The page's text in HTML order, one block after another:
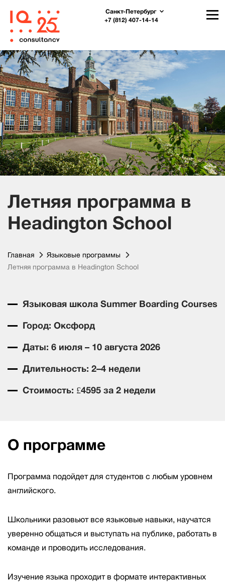
Санкт-Петербург
+7 (812) 407-14-14
Летняя программа в
Headington School
Главная
Языковые программы
Летняя программа в Headington School
Языковая школа Summer Boarding Courses
Город: Оксфорд
Даты: 6 июля – 10 августа 2026
Длительность: 2–4 недели
Стоимость: £4595 за 2 недели
О программе
Программа подойдет для студентов с любым уровнем
английского.
Школьники разовьют все языковые навыки, научатся
уверенно общаться и выступать на публике, работать в
команде и проводить исследования.
Изучение языка проходит в формате интерактивных